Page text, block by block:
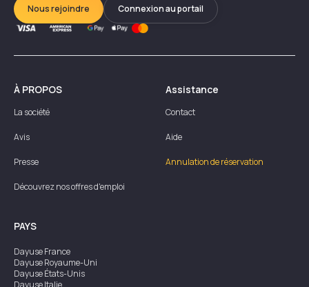
Nous rejoindre Connexion au portail
À PROPOS
La société
Avis
Presse
Découvrez nos offres d'emploi
Assistance
Contact
Aide
Annulation de réservation
PAYS
DayuseFrance
DayuseRoyaume-Uni
DayuseÉtats-Unis
DayuseItalie